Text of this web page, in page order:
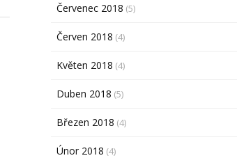
Červenec 2018 (5)
Červen 2018 (4)
Květen 2018 (4)
Duben 2018 (5)
Březen 2018 (4)
Únor 2018 (4)